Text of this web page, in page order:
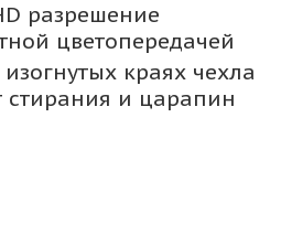
разрешение
цветопередачей
краях чехла
стирания и царапин